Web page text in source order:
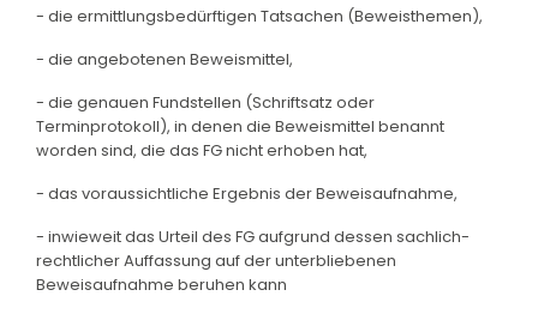
- die ermittlungsbedürftigen Tatsachen (Beweisthemen),
- die angebotenen Beweismittel,
- die genauen Fundstellen (Schriftsatz oder
Terminprotokoll), in denen die Beweismittel benannt
worden sind, die das FG nicht erhoben hat,
- das voraussichtliche Ergebnis der Beweisaufnahme,
- inwieweit das Urteil des FG aufgrund dessen sachlich-
rechtlicher Auffassung auf der unterbliebenen
Beweisaufnahme beruhen kann